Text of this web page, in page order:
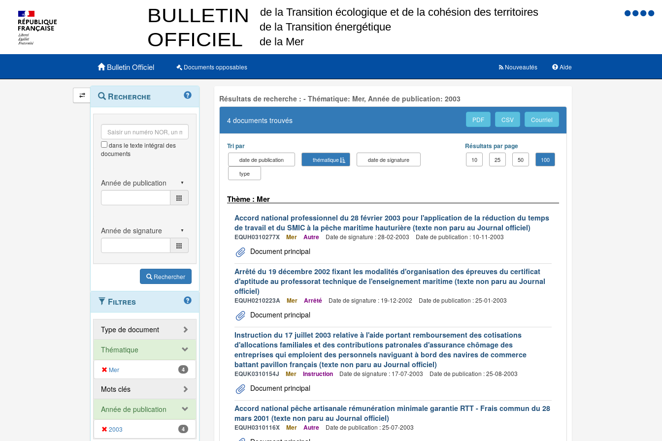
Menu
Menu principal
Bulletin Officiel Documents opposables Aide
Nouveautés
Navigation
et
outils
annexes
Menu
contextuel
Recherche
dans le texte intégral des
documents
Rechercher
Filtres
Type de document
Thématique
Mer 4
Mots clés
Année de publication
2003 4
Résultats de recherche : - Thématique: Mer, Année de publication: 2003
4 documents trouvés PDF CSV Courriel
Tri par
date de publication thématique
date de signature
type
Résultats par page
10 25 50 100
Thème : Mer
Accord national professionnel du 28 février 2003 pour l'application de la réduction du temps
de travail et du SMIC à la pêche maritime hauturière (texte non paru au Journal officiel)
EQUH0310277X Mer Autre Date de signature : 28-02-2003 Date de publication : 10-11-2003
Document principal
Arrêté du 19 décembre 2002 fixant les modalités d'organisation des épreuves du certificat
d'aptitude au professorat technique de l'enseignement maritime (texte non paru au Journal
officiel)
EQUH0210223A Mer Arrêté Date de signature : 19-12-2002 Date de publication : 25-01-2003
Document principal
Instruction du 17 juillet 2003 relative à l'aide portant remboursement des cotisations
d'allocations familiales et des contributions patronales d'assurance chômage des
entreprises qui emploient des personnels naviguant à bord des navires de commerce
battant pavillon français (texte non paru au Journal officiel)
EQUK0310154J Mer Instruction Date de signature : 17-07-2003 Date de publication : 25-08-2003
Document principal
Accord national pêche artisanale rémunération minimale garantie RTT - Frais commun du 28
mars 2001 (texte non paru au Journal officiel)
EQUH0310116X Mer Autre Date de publication : 25-07-2003